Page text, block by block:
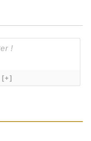
[+]